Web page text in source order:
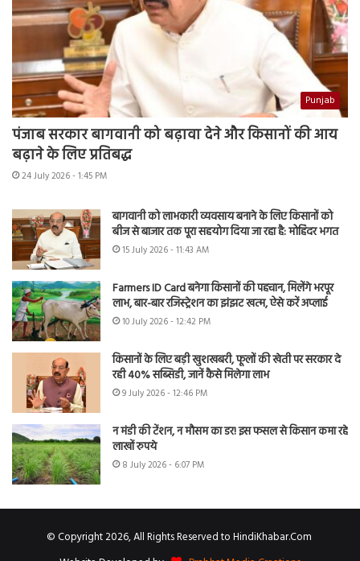
Punjab
पंजाब सरकार बागवानी को बढ़ावा देने और किसानों की आय
बढ़ाने के लिए प्रतिबद्ध
24 July 2026 - 1:45 PM
बागवानी को लाभकारी व्यवसाय बनाने के लिए किसानों को
बीज से बाजार तक पूरा सहयोग दिया जा रहा है: मोहिंदर भगत
15 July 2026 - 11:43 AM
Farmers ID Card बनेगा किसानों की पहचान, मिलेंगे भरपूर
लाभ, बार-बार रजिस्ट्रेशन का झंझट खत्म, ऐसे करें अप्लाई
10 July 2026 - 12:42 PM
किसानों के लिए बड़ी खुशखबरी, फूलों की खेती पर सरकार दे
रही 40% सब्सिडी, जानें कैसे मिलेगा लाभ
9 July 2026 - 12:46 PM
न मंडी की टेंशन, न मौसम का डर! इस फसल से किसान कमा रहे
लाखों रुपये
8 July 2026 - 6:07 PM
© Copyright 2026, All Rights Reserved to HindiKhabar.Com